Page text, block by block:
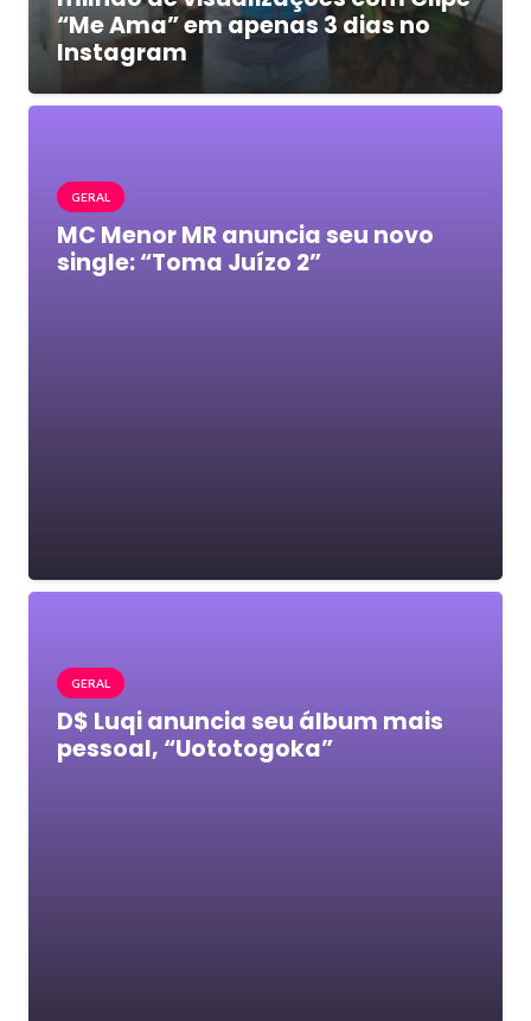
“Me Ama” em apenas 3 dias no
Instagram
GERAL
MC Menor MR anuncia seu novo
single: “Toma Juízo 2”
GERAL
D$ Luqi anuncia seu álbum mais
pessoal, “Uototogoka”